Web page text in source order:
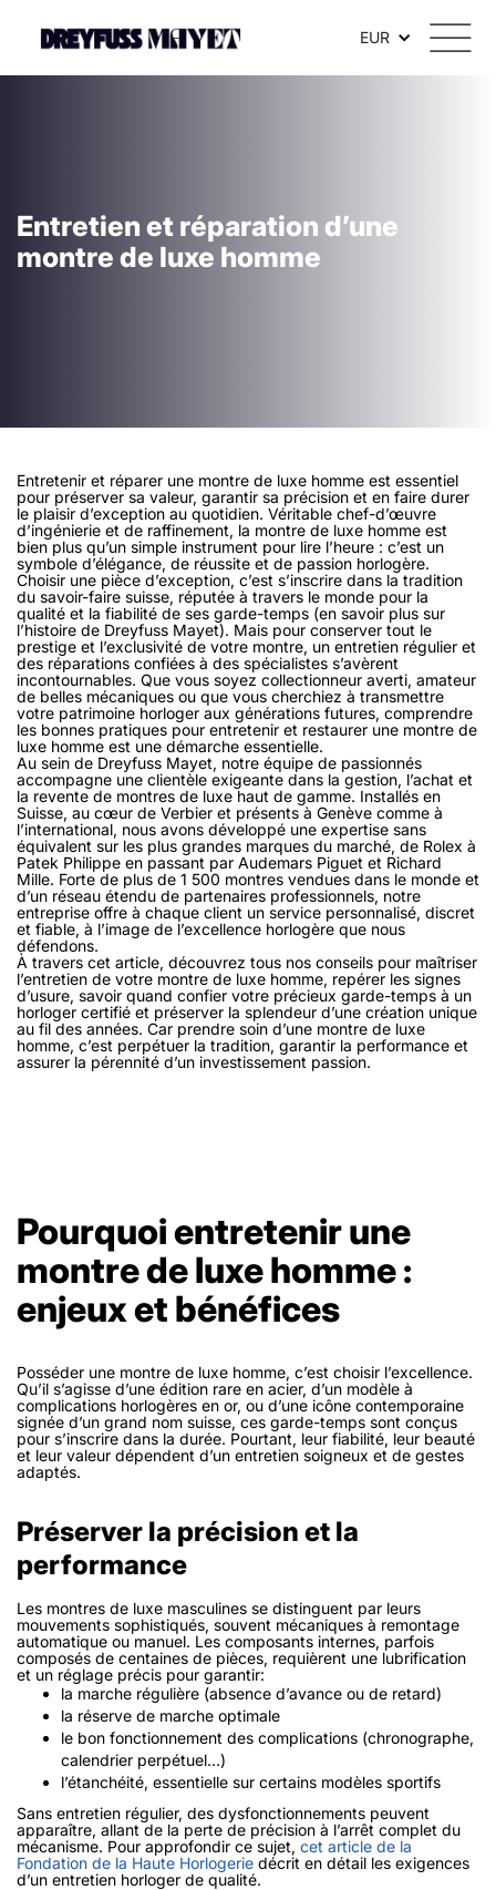
EUR
Entretien et réparation d’une
montre de luxe homme
Entretenir et réparer une montre de luxe homme est essentiel
pour préserver sa valeur, garantir sa précision et en faire durer
le plaisir d’exception au quotidien. Véritable chef-d’œuvre
d’ingénierie et de raffinement, la montre de luxe homme est
bien plus qu’un simple instrument pour lire l’heure : c’est un
symbole d’élégance, de réussite et de passion horlogère.
Choisir une pièce d’exception, c’est s’inscrire dans la tradition
du savoir-faire suisse, réputée à travers le monde pour la
qualité et la fiabilité de ses garde-temps (en savoir plus sur
l’histoire de Dreyfuss Mayet). Mais pour conserver tout le
prestige et l’exclusivité de votre montre, un entretien régulier et
des réparations confiées à des spécialistes s’avèrent
incontournables. Que vous soyez collectionneur averti, amateur
de belles mécaniques ou que vous cherchiez à transmettre
votre patrimoine horloger aux générations futures, comprendre
les bonnes pratiques pour entretenir et restaurer une montre de
luxe homme est une démarche essentielle.
Au sein de Dreyfuss Mayet, notre équipe de passionnés
accompagne une clientèle exigeante dans la gestion, l’achat et
la revente de montres de luxe haut de gamme. Installés en
Suisse, au cœur de Verbier et présents à Genève comme à
l’international, nous avons développé une expertise sans
équivalent sur les plus grandes marques du marché, de Rolex à
Patek Philippe en passant par Audemars Piguet et Richard
Mille. Forte de plus de 1 500 montres vendues dans le monde et
d’un réseau étendu de partenaires professionnels, notre
entreprise offre à chaque client un service personnalisé, discret
et fiable, à l’image de l’excellence horlogère que nous
défendons.
À travers cet article, découvrez tous nos conseils pour maîtriser
l’entretien de votre montre de luxe homme, repérer les signes
d’usure, savoir quand confier votre précieux garde-temps à un
horloger certifié et préserver la splendeur d’une création unique
au fil des années. Car prendre soin d’une montre de luxe
homme, c’est perpétuer la tradition, garantir la performance et
assurer la pérennité d’un investissement passion.
Pourquoi entretenir une
montre de luxe homme :
enjeux et bénéfices
Posséder une montre de luxe homme, c’est choisir l’excellence.
Qu’il s’agisse d’une édition rare en acier, d’un modèle à
complications horlogères en or, ou d’une icône contemporaine
signée d’un grand nom suisse, ces garde-temps sont conçus
pour s’inscrire dans la durée. Pourtant, leur fiabilité, leur beauté
et leur valeur dépendent d’un entretien soigneux et de gestes
adaptés.
Préserver la précision et la
performance
Les montres de luxe masculines se distinguent par leurs
mouvements sophistiqués, souvent mécaniques à remontage
automatique ou manuel. Les composants internes, parfois
composés de centaines de pièces, requièrent une lubrification
et un réglage précis pour garantir:
la marche régulière (absence d’avance ou de retard)
la réserve de marche optimale
le bon fonctionnement des complications (chronographe,
calendrier perpétuel…)
l’étanchéité, essentielle sur certains modèles sportifs
Sans entretien régulier, des dysfonctionnements peuvent
apparaître, allant de la perte de précision à l’arrêt complet du
mécanisme. Pour approfondir ce sujet, cet article de la
Fondation de la Haute Horlogerie décrit en détail les exigences
d’un entretien horloger de qualité.